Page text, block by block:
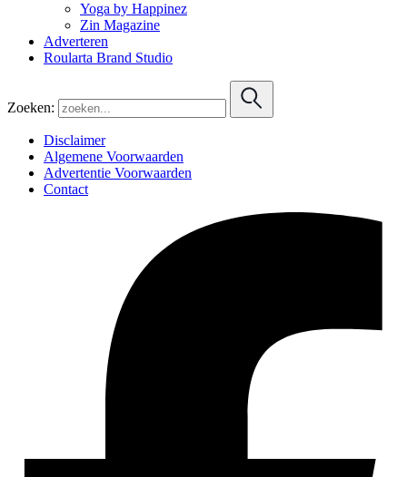
Yoga by Happinez
Zin Magazine
Adverteren
Roularta Brand Studio
Zoeken:
Disclaimer
Algemene Voorwaarden
Advertentie Voorwaarden
Contact